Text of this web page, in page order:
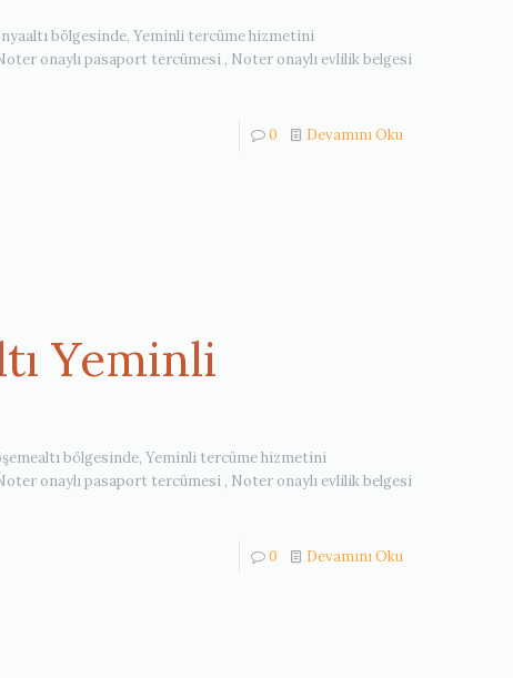
bölgesinde, Yeminli tercüme hizmetini
onaylı pasaport tercümesi , Noter onaylı evlilik belgesi
0 Devamını Oku
Yeminli
bölgesinde, Yeminli tercüme hizmetini
onaylı pasaport tercümesi , Noter onaylı evlilik belgesi
0 Devamını Oku